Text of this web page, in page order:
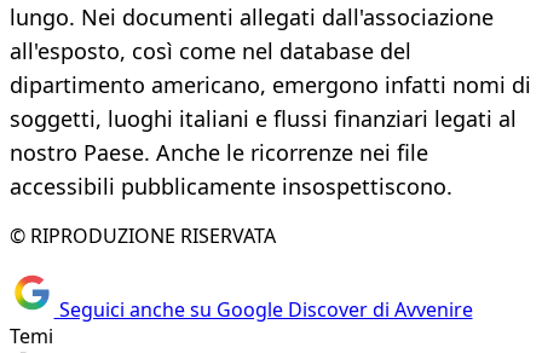
lungo. Nei documenti allegati dall'associazione
all'esposto, così come nel database del
dipartimento americano, emergono infatti nomi di
soggetti, luoghi italiani e flussi finanziari legati al
nostro Paese. Anche le ricorrenze nei file
accessibili pubblicamente insospettiscono.
© RIPRODUZIONE RISERVATA
Seguici anche su Google Discover di Avvenire
Temi